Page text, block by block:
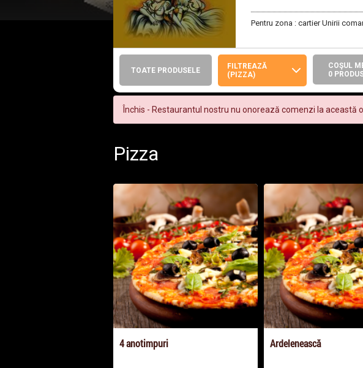
Pentru zona : cartier Unirii
TOATE PRODUSELE
FILTREAZĂ
(PIZZA)
COŞUL
0
Închis - Restaurantul nostru nu onorează comenzi la această
Pizza
4 anotimpuri Ardelenească